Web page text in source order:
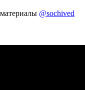
@sochived